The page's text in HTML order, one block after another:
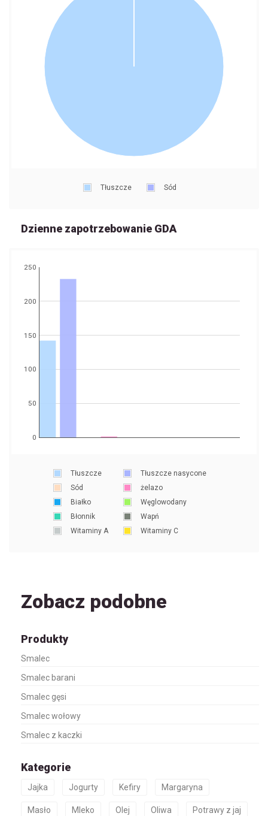
Tłuszcze Sód
Dzienne zapotrzebowanie GDA
0
50
100
150
200
250
Tłuszcze
Tłuszcze nasycone
Sód
żelazo
Białko
Węglowodany
Błonnik
Wapń
Witaminy A
Witaminy C
Zobacz podobne
Produkty
Smalec
Smalec barani
Smalec gęsi
Smalec wołowy
Smalec z kaczki
Kategorie
Jajka Jogurty Kefiry Margaryna
Masło Mleko Olej Oliwa Potrawy z jaj